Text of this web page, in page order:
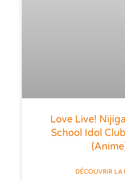
Love Live!
School Idol
DÉCOUVRIR LA